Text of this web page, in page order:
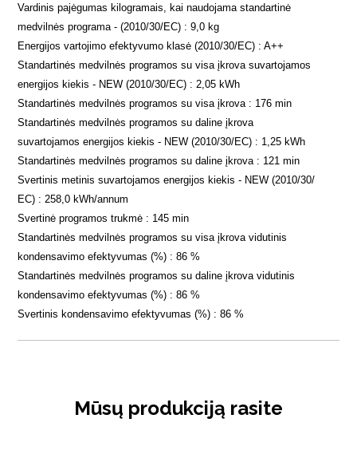
Vardinis pajėgumas kilogramais, kai naudojama standartinė
medvilnės programa - (2010/30/EC) : 9,0 kg
Energijos vartojimo efektyvumo klasė (2010/30/EC) : A++
Standartinės medvilnės programos su visa įkrova suvartojamos
energijos kiekis - NEW (2010/30/EC) : 2,05 kWh
Standartinės medvilnės programos su visa įkrova : 176 min
Standartinės medvilnės programos su daline įkrova
suvartojamos energijos kiekis - NEW (2010/30/EC) : 1,25 kWh
Standartinės medvilnės programos su daline įkrova : 121 min
Svertinis metinis suvartojamos energijos kiekis - NEW (2010/30/
EC) : 258,0 kWh/annum
Svertinė programos trukmė : 145 min
Standartinės medvilnės programos su visa įkrova vidutinis
kondensavimo efektyvumas (%) : 86 %
Standartinės medvilnės programos su daline įkrova vidutinis
kondensavimo efektyvumas (%) : 86 %
Svertinis kondensavimo efektyvumas (%) : 86 %
Mūsų produkciją rasite